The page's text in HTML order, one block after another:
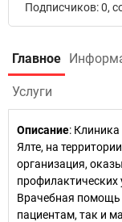
Подписчиков: 0,
Главное
Услуги
Описание: Клиника
Ялте, на
организация,
профилактических
Врачебная помощь
пациентам, так и